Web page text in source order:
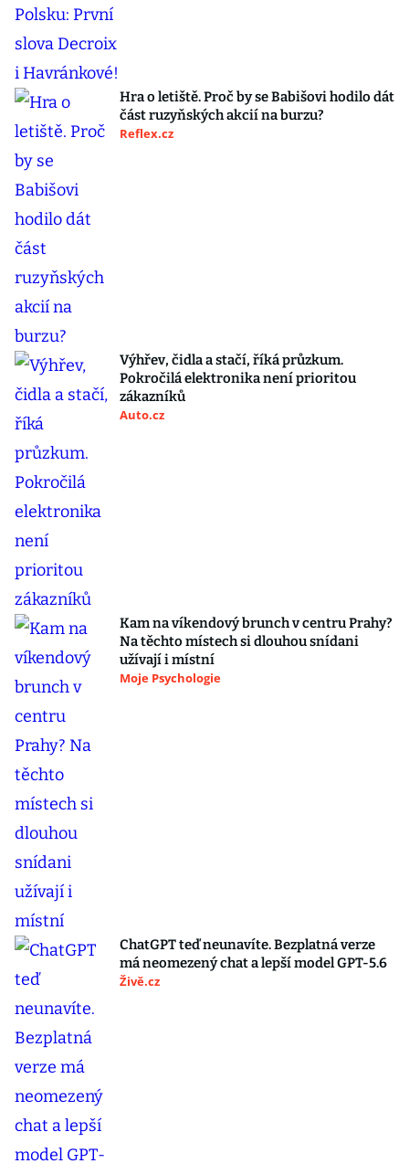
Hra o letiště. Proč by se Babišovi hodilo dát
část ruzyňských akcií na burzu?
Reflex.cz
Výhřev, čidla a stačí, říká průzkum.
Pokročilá elektronika není prioritou
zákazníků
Auto.cz
Kam na víkendový brunch v centru Prahy?
Na těchto místech si dlouhou snídani
užívají i místní
Moje Psychologie
ChatGPT teď neunavíte. Bezplatná verze
má neomezený chat a lepší model GPT-5.6
Živě.cz